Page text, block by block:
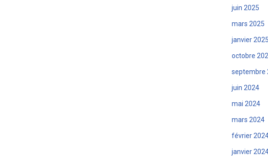
juin 2025
mars 2025
janvier 2025
octobre
septembre
juin 2024
mai 2024
mars 2024
février
janvier